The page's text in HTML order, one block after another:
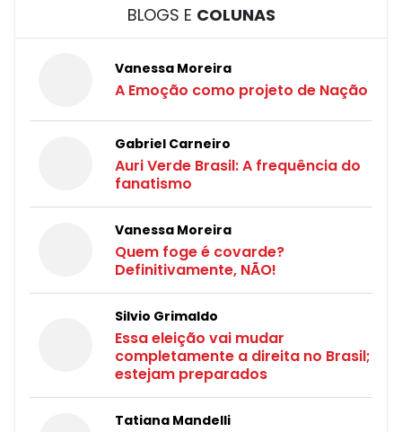
BLOGS E COLUNAS
Vanessa Moreira
A Emoção como projeto de Nação
Gabriel Carneiro
Auri Verde Brasil: A frequência do
fanatismo
Vanessa Moreira
Quem foge é covarde?
Definitivamente, NÃO!
Silvio Grimaldo
Essa eleição vai mudar
completamente a direita no Brasil;
estejam preparados
Tatiana Mandelli